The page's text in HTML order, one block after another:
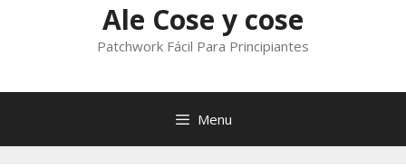
Ale Cose y cose
Patchwork Fácil Para Principiantes
Menu